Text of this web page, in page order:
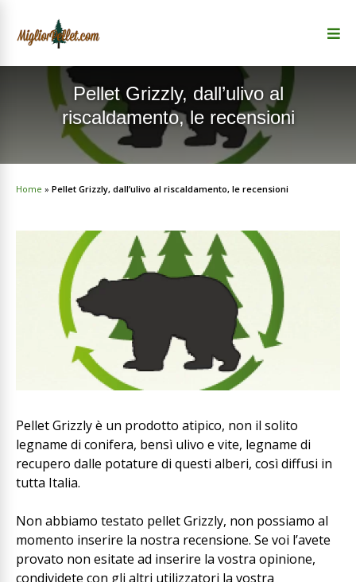
Pellet Grizzly, dall’ulivo al
riscaldamento, le recensioni
Home » Pellet Grizzly, dall’ulivo al riscaldamento, le recensioni
Pellet Grizzly è un prodotto atipico, non il solito
legname di conifera, bensì ulivo e vite, legname di
recupero dalle potature di questi alberi, così diffusi in
tutta Italia.
Non abbiamo testato pellet Grizzly, non possiamo al
momento inserire la nostra recensione. Se voi l’avete
provato non esitate ad inserire la vostra opinione,
condividete con gli altri utilizzatori la vostra